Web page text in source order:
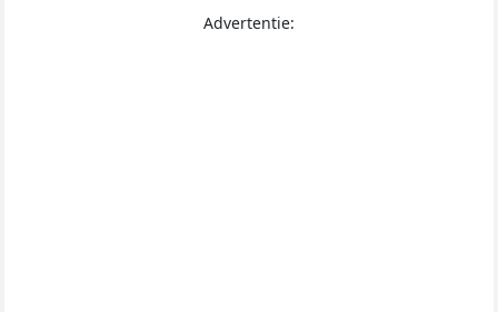
Advertentie: